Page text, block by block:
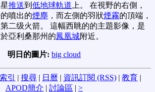
推送到 低地球軌道 上。 在視野的右側，
噴出的煙塵 ，而左側的羽狀煙霧的頂端，
二级火箭。 這幅西眺的的主題影像，是
亞利桑那州的鳳凰城附近。
明日的圖片: big cloud
索引 | 搜尋 | 日曆 | 資訊訂閱 (RSS) | 教育 |
APOD簡介 | 討論區 | >